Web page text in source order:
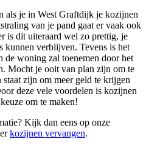
als je in West Graftdijk je kozijnen
van je pand gaat er vaak ook
is dit uiteraard wel zo prettig, je
verblijven. Tevens is het
de woning zal toenemen door het
Mocht je ooit van plan zijn om te
zijn om meer geld te krijgen
deze vele voordelen is kozijnen
om te maken!
Kijk dan eens op onze
kozijnen vervangen.